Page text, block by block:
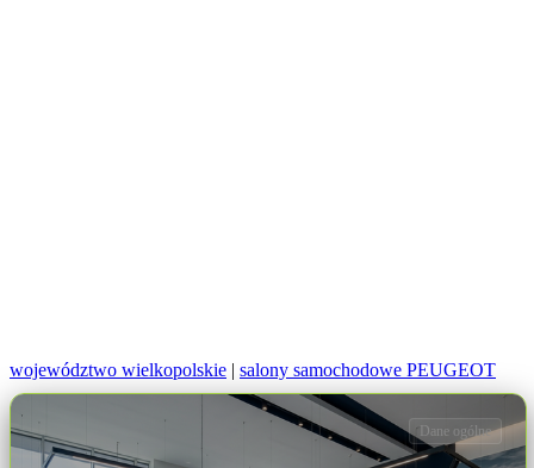
województwo wielkopolskie | salony samochodowe PEUGEOT
Dane ogólne